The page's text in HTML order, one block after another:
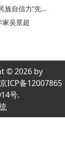
”先天根据的论争
吴景超
© 2026 by
ICP备12007865
号.